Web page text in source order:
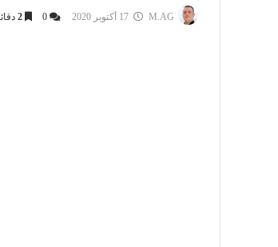
M.AG
0
2